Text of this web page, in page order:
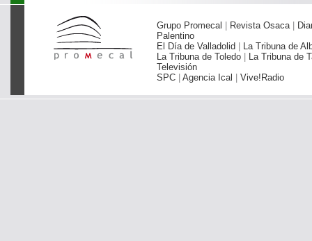
Grupo Promecal Revista Osaca
Palentino
El Día de Valladolid
La Tribuna de
La Tribuna de Toledo
La Tribuna de
Televisión
SPC
Agencia Ical Vive!Radio